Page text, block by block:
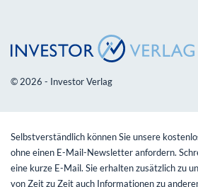
© 2026 - Investor Verlag
Selbstverständlich können Sie unsere
ohne einen E-Mail-Newsletter anfordern.
eine kurze E-Mail. Sie erhalten zusätzlich zu
von Zeit zu Zeit auch Informationen zu